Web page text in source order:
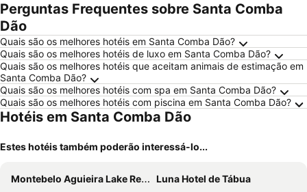
Perguntas Frequentes sobre Santa Comba
Dão
Quais são os melhores hotéis em Santa Comba Dão?
Quais são os melhores hotéis de luxo em Santa Comba Dão?
Quais são os melhores hotéis que aceitam animais de estimação em
Santa Comba Dão?
Quais são os melhores hotéis com spa em Santa Comba Dão?
Quais são os melhores hotéis com piscina em Santa Comba Dão?
Hotéis em Santa Comba Dão
Estes hotéis também poderão interessá-lo...
Montebelo Aguieira Lake Resort & Spa
Luna Hotel de Tábua